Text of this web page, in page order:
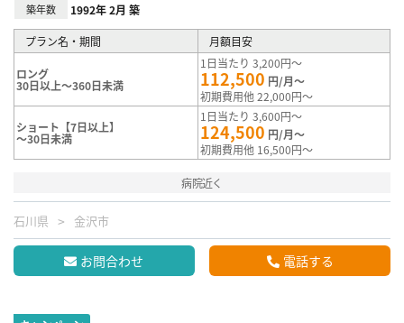
築年数 1992年 2月 築
プラン名・期間 月額目安
ロング
30日以上～360日未満
1日当たり 3,200円～
112,500 円/月～
初期費用他 22,000円～
ショート【7日以上】
～30日未満
1日当たり 3,600円～
124,500 円/月～
初期費用他 16,500円～
病院近く
石川県 金沢市
お問合わせ 電話する